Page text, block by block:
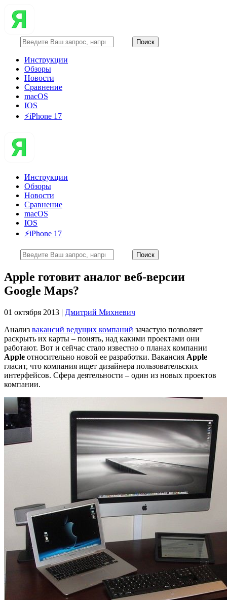
Инструкции
Обзоры
Новости
Сравнение
macOS
IOS
⚡️iPhone 17
Инструкции
Обзоры
Новости
Сравнение
macOS
IOS
⚡️iPhone 17
Apple готовит аналог веб-версии
Google Maps?
01 октября 2013 | Дмитрий Михневич
Анализ вакансий ведущих компаний зачастую позволяет
раскрыть их карты – понять, над какими проектами они
работают. Вот и сейчас стало известно о планах компании
Apple относительно новой ее разработки. Вакансия Apple
гласит, что компания ищет дизайнера пользовательских
интерфейсов. Сфера деятельности – один из новых проектов
компании.